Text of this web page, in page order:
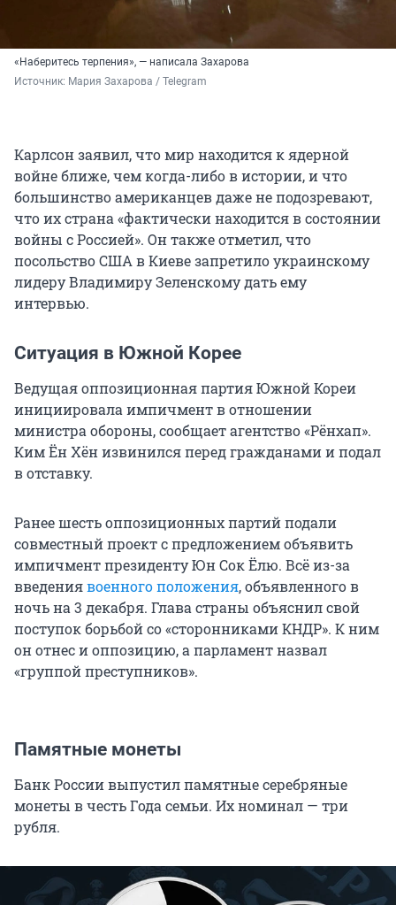
«Наберитесь терпения», — написала Захарова
Источник: Мария Захарова / Telegram
Карлсон заявил, что мир находится к ядерной
войне ближе, чем когда-либо в истории, и что
большинство американцев даже не подозревают,
что их страна «фактически находится в состоянии
войны с Россией». Он также отметил, что
посольство США в Киеве запретило украинскому
лидеру Владимиру Зеленскому дать ему
интервью.
Ситуация в Южной Корее
Ведущая оппозиционная партия Южной Кореи
инициировала импичмент в отношении
министра обороны, сообщает агентство «Рёнхап».
Ким Ён Хён извинился перед гражданами и подал
в отставку.
Ранее шесть оппозиционных партий подали
совместный проект с предложением объявить
импичмент президенту Юн Сок Ёлю. Всё из-за
введениявоенного положения, объявленного в
ночь на 3 декабря. Глава страны объяснил свой
поступок борьбой со «сторонниками КНДР». К ним
он отнес и оппозицию, а парламент назвал
«группой преступников».
Памятные монеты
Банк России выпустил памятные серебряные
монеты в честь Года семьи. Их номинал — три
рубля.